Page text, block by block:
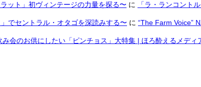
ット」初ヴィンテージの力量を探る〜 に
「ラ・ランコント
でセントラル・オタゴを深読みする〜 に “The Farm Voice”
み会のお供にしたい「ピンチョス」大特集 | ほろ酔えるメディ